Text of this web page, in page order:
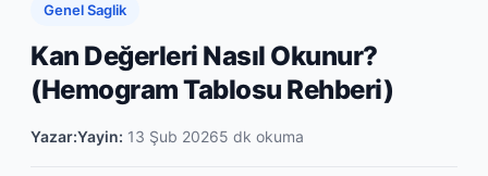
Genel Saglik
Kan Değerleri Nasıl Okunur?
(Hemogram Tablosu Rehberi)
Yazar:Yayin: 13 Şub 20265 dk okuma